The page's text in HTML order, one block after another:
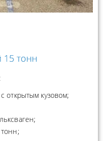
15 тонн
открытым кузовом;